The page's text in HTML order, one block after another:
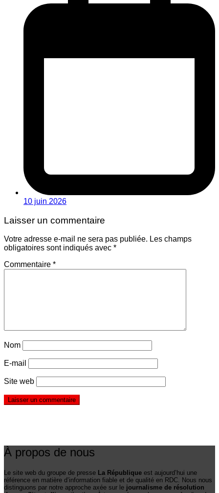
10 juin 2026
Laisser un commentaire
Votre adresse e-mail ne sera pas publiée. Les champs
obligatoires sont indiqués avec *
Commentaire *
Nom
E-mail
Site web
À propos de nous
Le site web du groupe de presse La République est aujourd’hui une
référence en matière d’information fiable et de qualité en RDC. Nous nous
distinguons par notre approche axée sur le journalisme de résolution